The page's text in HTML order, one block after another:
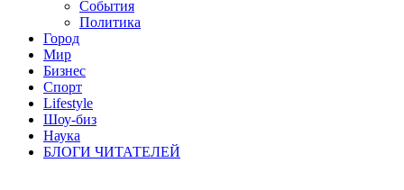
События
Политика
Город
Мир
Бизнес
Спорт
Lifestyle
Шоу-биз
Наука
БЛОГИ ЧИТАТЕЛЕЙ